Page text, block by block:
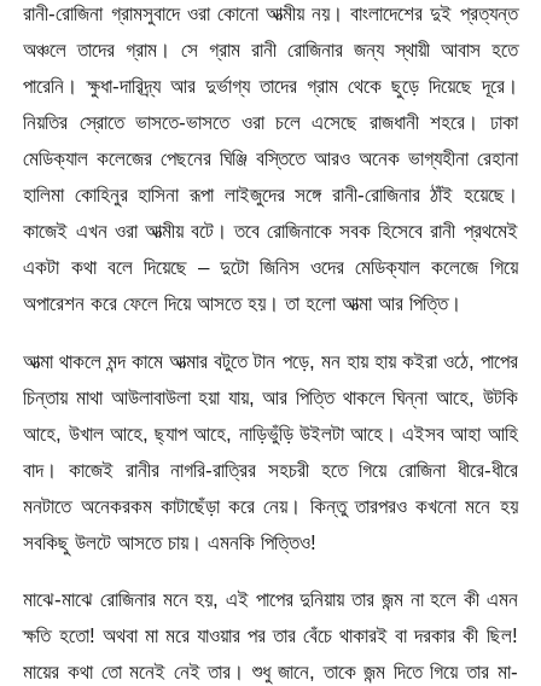
রানী-রোজিনা গ্রামসুবাদে ওরা কোনো আত্মীয় নয়। বাংলাদেশের দুই প্রত্যন্ত
অঞ্চলে তাদের গ্রাম। সে গ্রাম রানী রোজিনার জন্য স্থায়ী আবাস হতে
পারেনি। ক্ষুধা-দারিদ্র্য আর দুর্ভাগ্য তাদের গ্রাম থেকে ছুড়ে দিয়েছে দূরে।
নিয়তির স্রোতে ভাসতে-ভাসতে ওরা চলে এসেছে রাজধানী শহরে। ঢাকা
মেডিক্যাল কলেজের পেছনের ঘিঞ্জি বস্তিতে আরও অনেক ভাগ্যহীনা রেহানা
হালিমা কোহিনুর হাসিনা রূপা লাইজুদের সঙ্গে রানী-রোজিনার ঠাঁই হয়েছে।
কাজেই এখন ওরা আত্মীয় বটে। তবে রোজিনাকে সবক হিসেবে রানী প্রথমেই
একটা কথা বলে দিয়েছে – দুটো জিনিস ওদের মেডিক্যাল কলেজে গিয়ে
অপারেশন করে ফেলে দিয়ে আসতে হয়। তা হলো আত্মা আর পিত্তি।
আত্মা থাকলে মন্দ কামে আত্মার বটুতে টান পড়ে, মন হায় হায় কইরা ওঠে, পাপের
চিন্তায় মাথা আউলাবাউলা হয়া যায়, আর পিত্তি থাকলে ঘিন্না আহে, উটকি
আহে, উখাল আহে, ছ্যাপ আহে, নাড়িভুঁড়ি উইলটা আহে। এইসব আহা আহি
বাদ। কাজেই রানীর নাগরি-রাত্রির সহচরী হতে গিয়ে রোজিনা ধীরে-ধীরে
মনটাতে অনেকরকম কাটাছেঁড়া করে নেয়। কিন্তু তারপরও কখনো মনে হয়
সবকিছু উলটে আসতে চায়। এমনকি পিত্তিও!
মাঝে-মাঝে রোজিনার মনে হয়, এই পাপের দুনিয়ায় তার জন্ম না হলে কী এমন
ক্ষতি হতো! অথবা মা মরে যাওয়ার পর তার বেঁচে থাকারই বা দরকার কী ছিল!
মায়ের কথা তো মনেই নেই তার। শুধু জানে, তাকে জন্ম দিতে গিয়ে তার মা-